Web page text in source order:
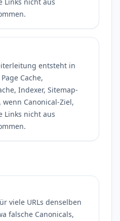
entsteht in
Cache,
Indexer, Sitemap-
wenn Canonical-Ziel,
Links nicht aus
viele URLs denselben
falsche Canonicals,